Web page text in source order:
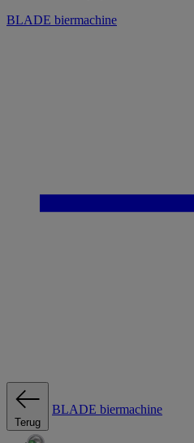
BLADE biermachine
Terug
BLADE biermachine